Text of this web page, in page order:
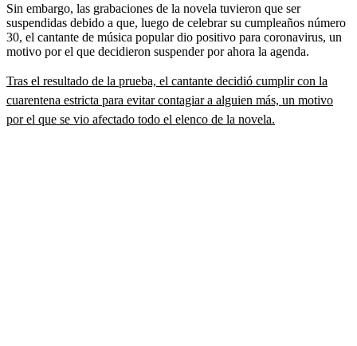
Sin embargo, las grabaciones de la novela tuvieron que ser
suspendidas debido a que, luego de celebrar su cumpleaños número
30, el cantante de música popular dio positivo para coronavirus, un
motivo por el que decidieron suspender por ahora la agenda.
Tras el resultado de la prueba, el cantante decidió cumplir con la
cuarentena estricta para evitar contagiar a alguien más, un motivo
por el que se vio afectado todo el elenco de la novela.